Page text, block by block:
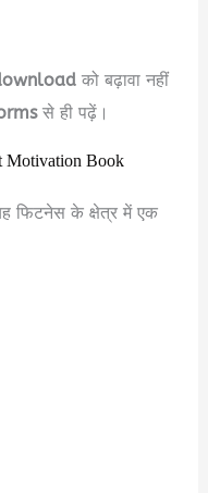
को बढ़ावा नहीं
से ही पढ़ें।
Motivation Book
फिटनेस के क्षेत्र में एक